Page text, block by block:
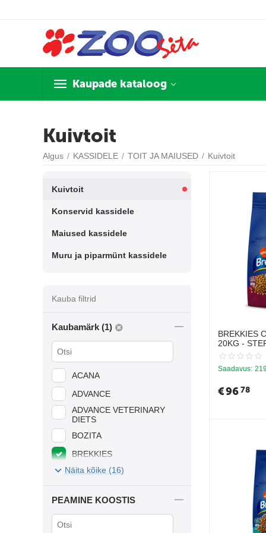
Kaupade kataloog
Kuivtoit
Algus / KASSIDELE / TOIT JA MAIUSED / Kuivtoit
BREKKIES
20KG -
KASSIDELE
Saadavus:
€9678
Kuivtoit
Konservid kassidele
Maiused kassidele
Muru ja piparmünt kassidele
Kauba filtrid
Kaubamärk (1)
ACANA
ADVANCE
ADVANCE VETERINARY
DIETS
BOZITA
BREKKIES
HILL'S
Näita kõike (16)
PEAMINE KOOSTIS